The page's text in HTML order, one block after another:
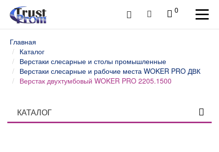
0
Главная
Каталог
Верстаки слесарные и столы промышленные
Верстаки слесарные и рабочие места WOKER PRO ДВК
Верстак двухтумбовый WOKER PRO 2205.1500
КАТАЛОГ